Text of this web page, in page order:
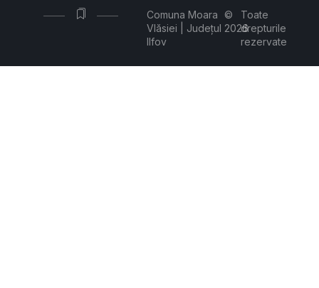
Comuna Moara
Vlăsiei | Județul
Ilfov
©
2026
Toate
drepturile
rezervate